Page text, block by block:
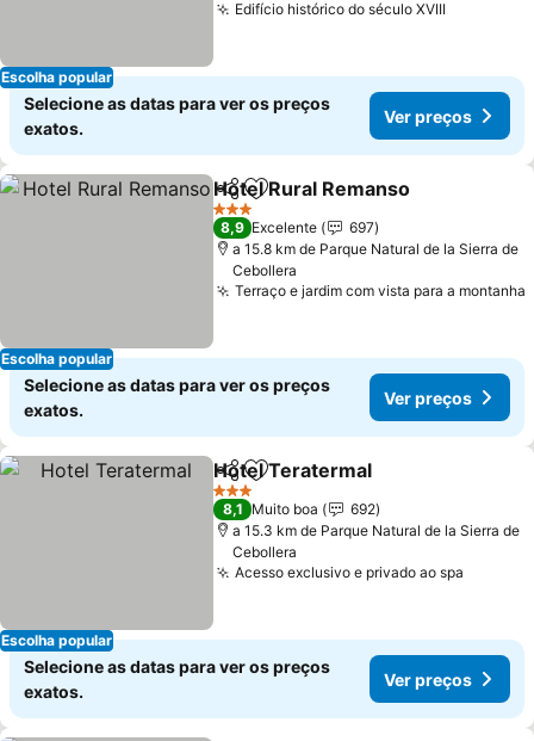
Escolha popular
Edifício histórico do século XVIII
Selecione as datas para ver os preços
exatos.
Ver preços
Escolha popular
PartilharAdicionar aos favoritos
Hotel Rural Remanso
3 Estrelas
8,9 Excelente
697
a 15.8 km de Parque Natural de la Sierra de
Cebollera
Terraço e jardim com vista para a montanha
Selecione as datas para ver os preços
exatos.
Ver preços
Escolha popular
PartilharAdicionar aos favoritos
Hotel Teratermal
3 Estrelas
8,1 Muito boa
692
a 15.3 km de Parque Natural de la Sierra de
Cebollera
Acesso exclusivo e privado ao spa
Selecione as datas para ver os preços
exatos.
Ver preços